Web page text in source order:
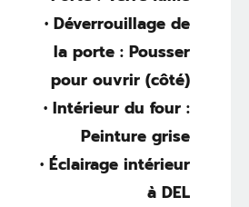
• Déverrouillage de
la porte : Pousser
pour ouvrir (côté)
• Intérieur du four :
Peinture grise
• Éclairage intérieur
à DEL